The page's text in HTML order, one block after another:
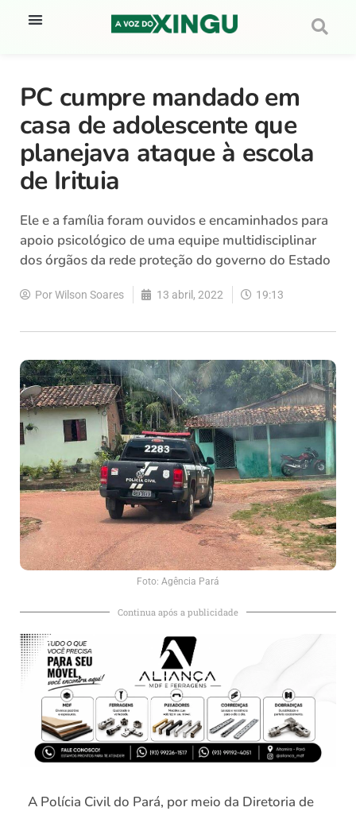
PC cumpre mandado em
casa de adolescente que
planejava ataque à escola
de Irituia
Ele e a família foram ouvidos e encaminhados para
apoio psicológico de uma equipe multidisciplinar
dos órgãos da rede proteção do governo do Estado
PorWilson Soares 13 abril, 2022 19:13
Foto: Agência Pará
Continua após a publicidade
A Polícia Civil do Pará, por meio da Diretoria de